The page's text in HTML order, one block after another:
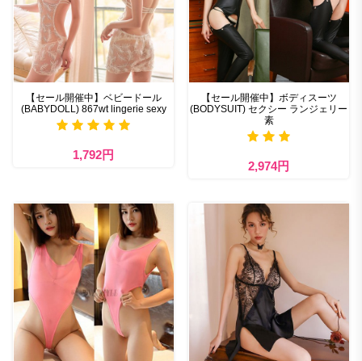
【セール開催中】ベビードール
(BABYDOLL) 867wt lingerie sexy
1,792円
【セール開催中】ボディスーツ
(BODYSUIT) セクシー ランジェリー
素
2,974円